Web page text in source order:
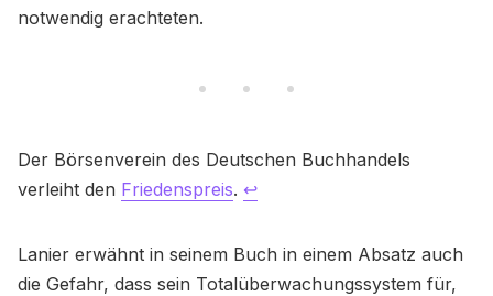
notwendig erachteten.
Der Börsenverein des Deutschen Buchhandels
verleiht den Friedenspreis. ↩
Lanier erwähnt in seinem Buch in einem Absatz auch
die Gefahr, dass sein Totalüberwachungssystem für,